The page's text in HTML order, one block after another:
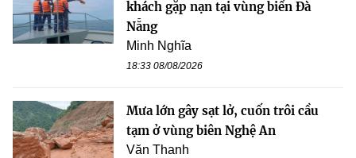
khách gặp nạn tại vùng biển Đà
Nẵng
Minh Nghĩa
18:33 08/08/2026
Mưa lớn gây sạt lở, cuốn trôi cầu
tạm ở vùng biên Nghệ An
Văn Thanh